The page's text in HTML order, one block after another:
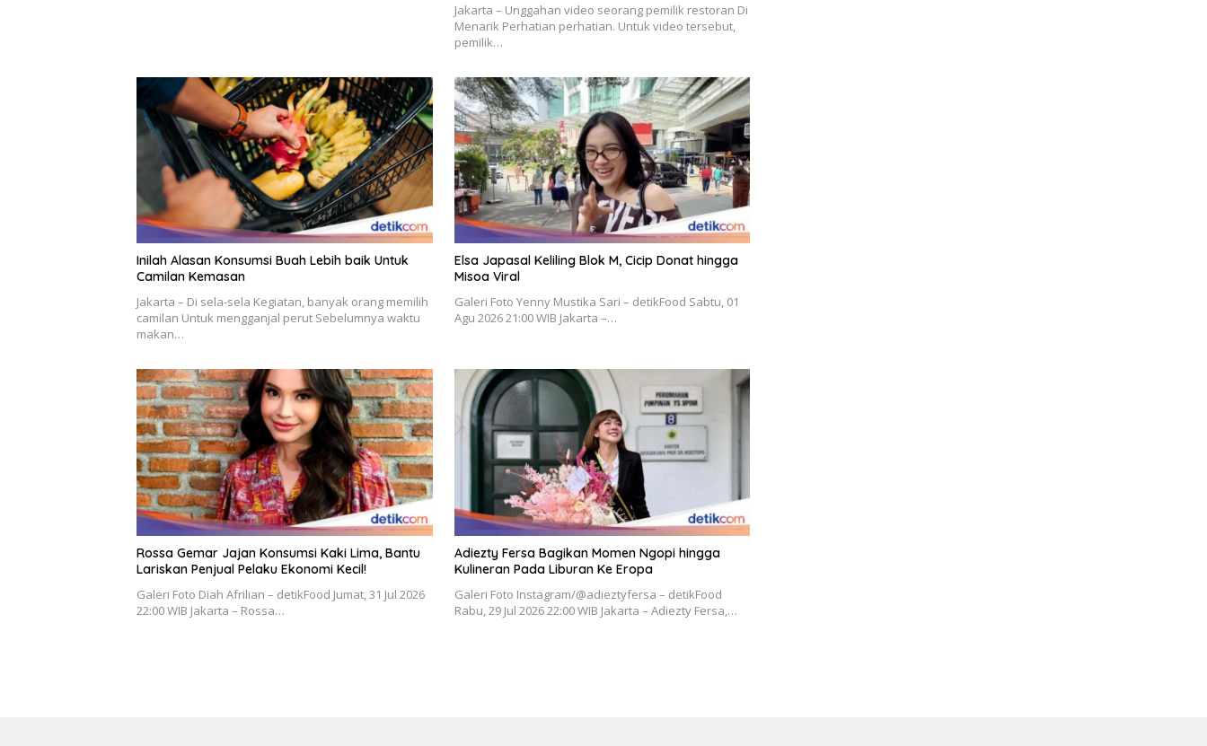
Jakarta – Unggahan video seorang pemilik restoran Di
Menarik Perhatian perhatian. Untuk video tersebut,
pemilik…
Inilah Alasan Konsumsi Buah Lebih baik Untuk
Camilan Kemasan
Jakarta – Di sela-sela Kegiatan, banyak orang memilih
camilan Untuk mengganjal perut Sebelumnya waktu
makan…
Elsa Japasal Keliling Blok M, Cicip Donat hingga
Misoa Viral
Galeri Foto Yenny Mustika Sari – detikFood Sabtu, 01
Agu 2026 21:00 WIB Jakarta –…
Rossa Gemar Jajan Konsumsi Kaki Lima, Bantu
Lariskan Penjual Pelaku Ekonomi Kecil!
Galeri Foto Diah Afrilian – detikFood Jumat, 31 Jul 2026
22:00 WIB Jakarta – Rossa…
Adiezty Fersa Bagikan Momen Ngopi hingga
Kulineran Pada Liburan Ke Eropa
Galeri Foto Instagram/@adieztyfersa – detikFood
Rabu, 29 Jul 2026 22:00 WIB Jakarta – Adiezty Fersa,…